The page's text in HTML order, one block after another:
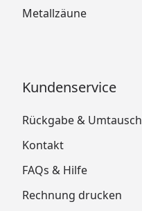
Metallzäune
Kundenservice
Rückgabe & Umtausch
Kontakt
FAQs & Hilfe
Rechnung drucken